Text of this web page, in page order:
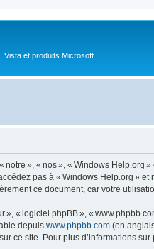
Vista et produits Microsoft
», « nos », « Windows
pas à « Windows Help.org »
ce document, car votre
», « logiciel phpBB », «
depuis www.phpbb.com (en
ce site. Pour plus d’informations sur